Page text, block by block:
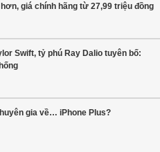
giá chính hãng từ 27,99 triệu đồng
Swift, tỷ phú Ray Dalio tuyên bố:
gia về… iPhone Plus?